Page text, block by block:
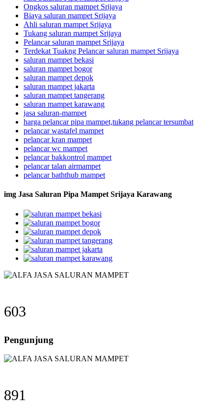
Ongkos saluran mampet Srijaya
Biaya saluran mampet Srijaya
Ahli saluran mampet Srijaya
Tukang saluran mampet Srijaya
Pelancar saluran mampet Srijaya
Terdekat Tuakng Pelancar saluran mampet Srijaya
saluran mampet bekasi
saluran mampet bogor
saluran mampet depok
saluran mampet jakarta
saluran mampet tangerang
saluran mampet karawang
jasa saluran-mampet
harga pelancar pipa mampet,tukang pelancar tersumbat
pelancar wastafel mampet
pelancar kran mampet
pelancar wc mampet
pelancar bakkontrol mampet
pelancar talan airmampet
pelancar baththub mampet
img Jasa Saluran Pipa Mampet Srijaya Karawang
603
Pengunjung
891